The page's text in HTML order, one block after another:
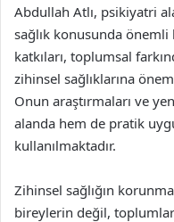
Abdullah Atlı, psikiyatri
sağlık konusunda önemli
katkıları, toplumsal
zihinsel sağlıklarına
Onun araştırmaları ve
alanda hem de pratik
kullanılmaktadır.
Zihinsel sağlığın
bireylerin değil,